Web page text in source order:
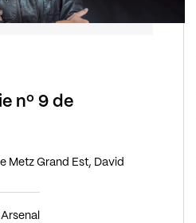
nº 9 de
Metz Grand Est, David
Arsenal